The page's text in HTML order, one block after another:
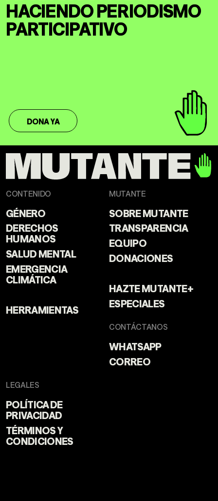
HACIENDOPERIODISMO
PARTICIPATIVO
DONA YA
CONTENIDO
GÉNERO
DERECHOS
HUMANOS
SALUD MENTAL
EMERGENCIA
CLIMÁTICA
HERRAMIENTAS
MUTANTE
SOBRE MUTANTE
TRANSPARENCIA
EQUIPO
DONACIONES
HAZTE MUTANTE+
ESPECIALES
CONTÁCTANOS
WHATSAPP
CORREO
LEGALES
POLÍTICA DE
PRIVACIDAD
TÉRMINOS Y
CONDICIONES